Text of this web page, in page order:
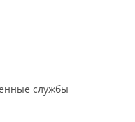
службы